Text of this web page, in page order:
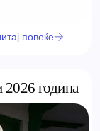
повеќе
2026 година